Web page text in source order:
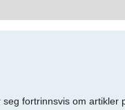
seg fortrinnsvis om artikler